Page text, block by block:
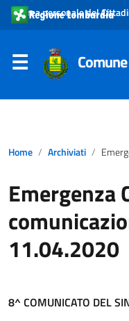
Area personale del
Home Archiviati Emergenza
Emergenza
11.04.2020
8^ COMUNICATO DEL